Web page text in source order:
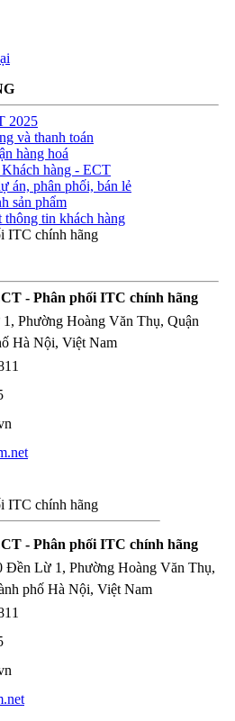
2025
và thanh toán
hàng hoá
hàng - ECT
án, phân phối, bán lẻ
sản phẩm
thông tin khách hàng
- Phân phối ITC chính hãng
Phường Hoàng Văn Thụ, Quận
Hà Nội, Việt Nam
- Phân phối ITC chính hãng
Đền Lừ 1, Phường Hoàng Văn Thụ,
phố Hà Nội, Việt Nam